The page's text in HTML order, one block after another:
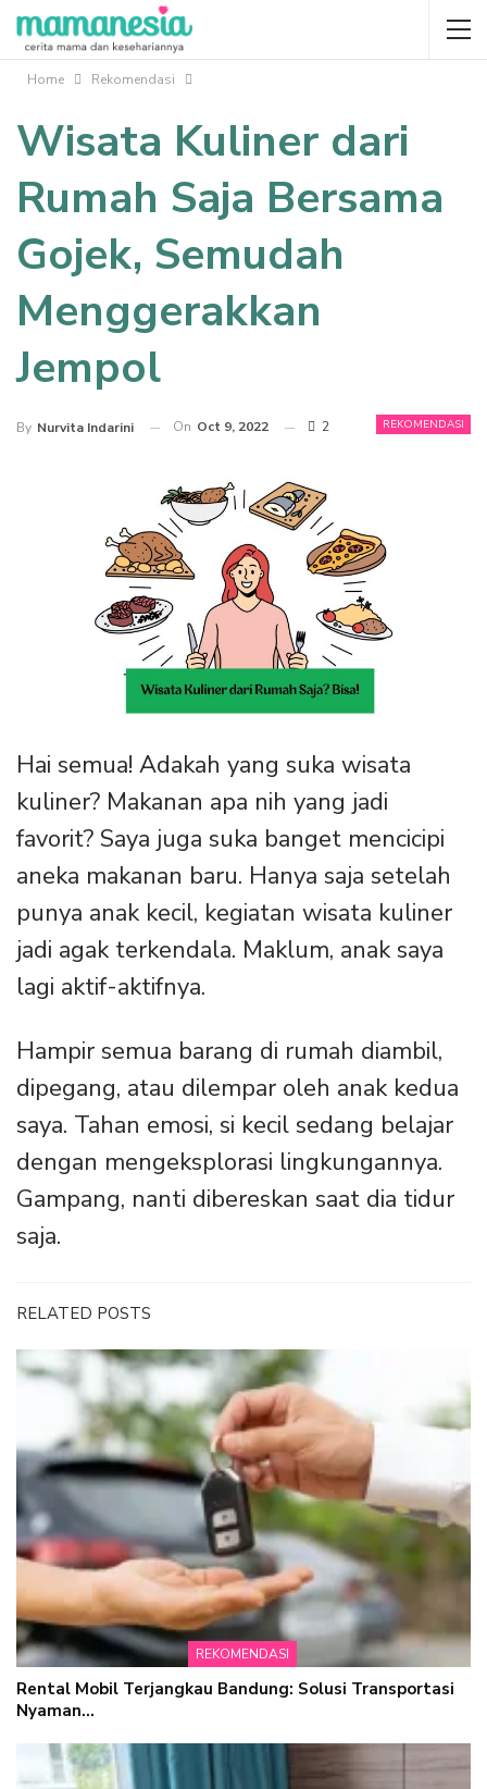
Home Rekomendasi
Wisata Kuliner dari
Rumah Saja Bersama
Gojek, Semudah
Menggerakkan
Jempol
REKOMENDASI
By Nurvita Indarini On Oct 9, 2022 2
Hai semua! Adakah yang suka wisata
kuliner? Makanan apa nih yang jadi
favorit? Saya juga suka banget mencicipi
aneka makanan baru. Hanya saja setelah
punya anak kecil, kegiatan wisata kuliner
jadi agak terkendala. Maklum, anak saya
lagi aktif-aktifnya.
Hampir semua barang di rumah diambil,
dipegang, atau dilempar oleh anak kedua
saya. Tahan emosi, si kecil sedang belajar
dengan mengeksplorasi lingkungannya.
Gampang, nanti dibereskan saat dia tidur
saja.
RELATED POSTS
REKOMENDASI
Rental Mobil Terjangkau Bandung: Solusi Transportasi
Nyaman…